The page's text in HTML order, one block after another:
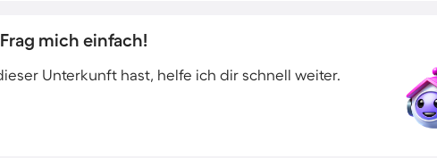
mich einfach!
Unterkunft hast, helfe ich dir schnell weiter.